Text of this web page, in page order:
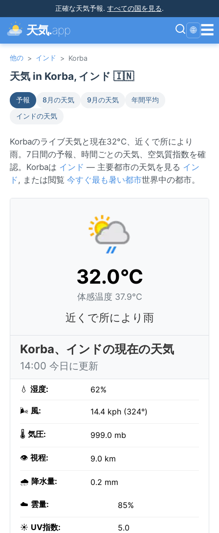
正確な天気予報. すべての国を見る.
天気.app 🌐 ☰
他の > インド > Korba
天気 in Korba, インド 🇮🇳
予報 8月の天気 9月の天気
年間平均
インドの天気
Korbaのライブ天気と現在32°C、近くで所により
雨。7日間の予報、時間ごとの天気、空気質指数を確
認。Korbaは インド — 主要都市の天気を見る イン
ド, または閲覧 今すぐ最も暑い都市世界中の都市。
32.0°C
体感温度 37.9°C
近くで所により雨
Korba、インドの現在の天気
14:00 今日に更新
💧 湿度: 62%
🌬️ 風: 14.4 kph (324°)
🌡️ 気圧: 999.0 mb
👁️ 視程: 9.0 km
🌧️ 降水量: 0.2 mm
☁️ 雲量: 85%
☀️ UV指数: 5.0